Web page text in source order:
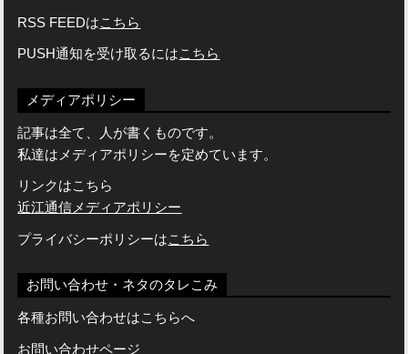
RSS FEEDはこちら
PUSH通知を受け取るにはこちら
メディアポリシー
記事は全て、人が書くものです。
私達はメディアポリシーを定めています。
リンクはこちら
近江通信メディアポリシー
プライバシーポリシーはこちら
お問い合わせ・ネタのタレこみ
各種お問い合わせはこちらへ
お問い合わせページ